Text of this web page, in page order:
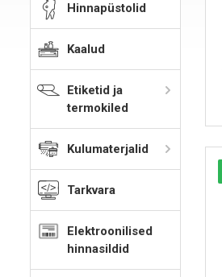
Hinnapüstolid
Kaalud
Etiketid ja
termokiled
Kulumaterjalid
Tarkvara
Elektroonilised
hinnasildid